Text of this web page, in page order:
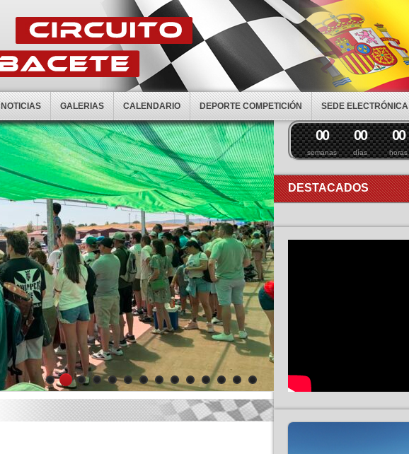
NOTICIAS GALERIAS CALENDARIO DEPORTE COMPETICIÓN SEDE ELECTRÓNICA
1 2 3 4 5 6 7 8 9 10 11 12 13 14
semanas
00
días
00
horas
00
DESTACADOS